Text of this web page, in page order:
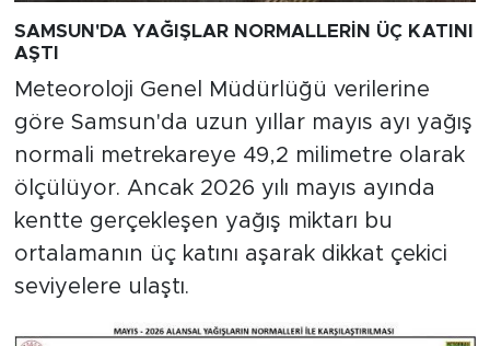
SAMSUN'DA YAĞIŞLAR NORMALLERİN ÜÇ KATINI
AŞTI
Meteoroloji Genel Müdürlüğü verilerine
göre Samsun'da uzun yıllar mayıs ayı yağış
normali metrekareye 49,2 milimetre olarak
ölçülüyor. Ancak 2026 yılı mayıs ayında
kentte gerçekleşen yağış miktarı bu
ortalamanın üç katını aşarak dikkat çekici
seviyelere ulaştı.